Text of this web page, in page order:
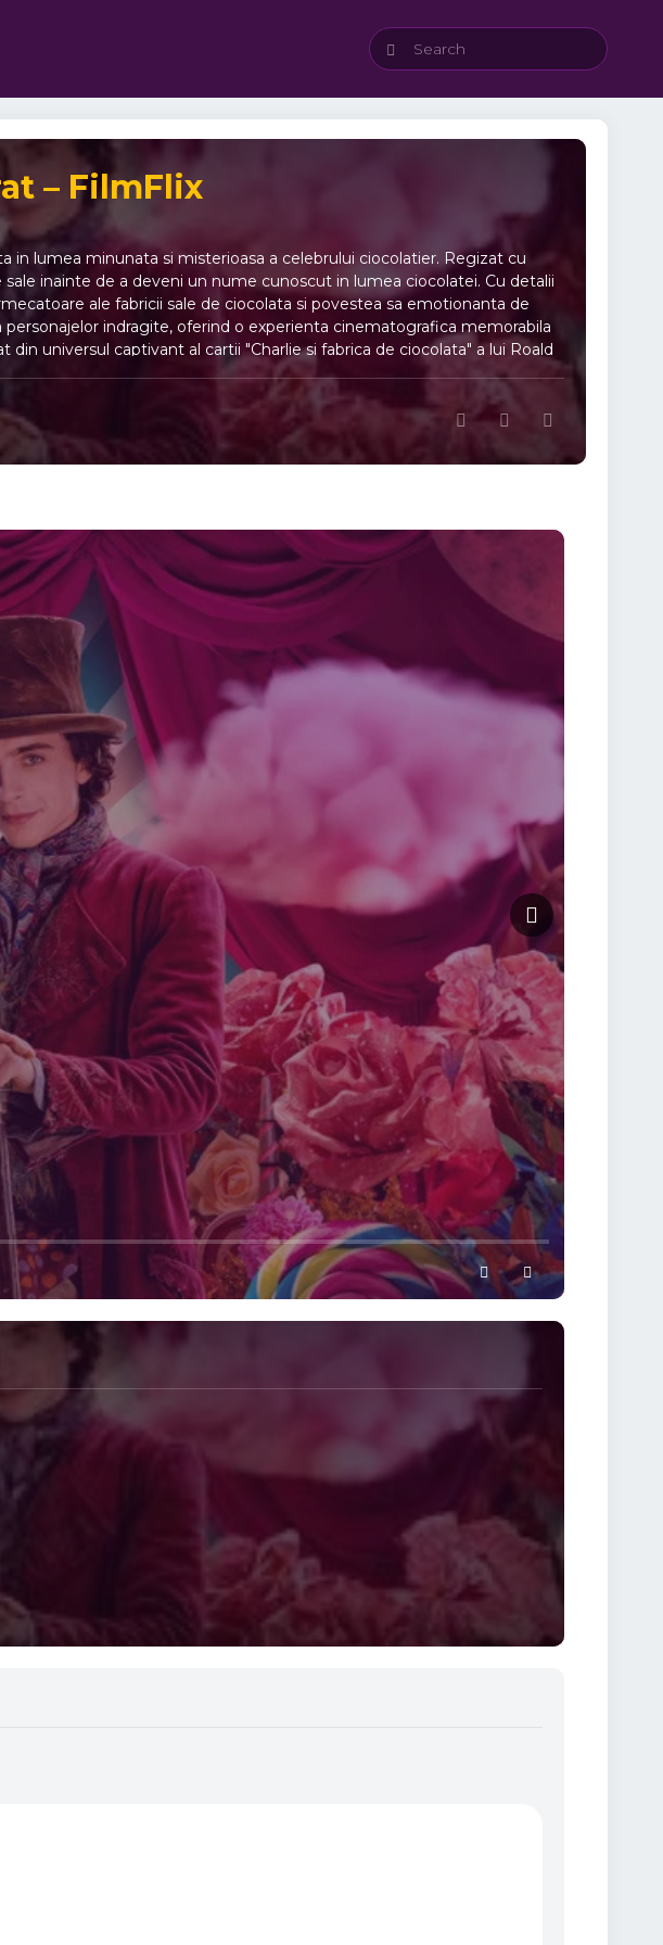
– FilmFlix
lumea minunata si misterioasa a celebrului ciocolatier. Regizat cu
inainte de a deveni un nume cunoscut in lumea ciocolatei. Cu detalii
ale fabricii sale de ciocolata si povestea sa emotionanta de
indragite, oferind o experienta cinematografica memorabila
universul captivant al cartii "Charlie si fabrica de ciocolata" a lui Roald
legendara figura din lumea ciocolatei. Cu Timothée Chalamet in rolul
a lui Wonka, determinat sa transforme lumea cu inovatii dulci si sa
Subtitrat, O aventura captivanta si plina de magie, unde fiecare
settings
full